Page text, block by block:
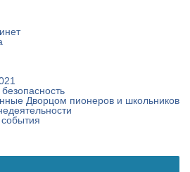
Дворцом пионеров и школьников